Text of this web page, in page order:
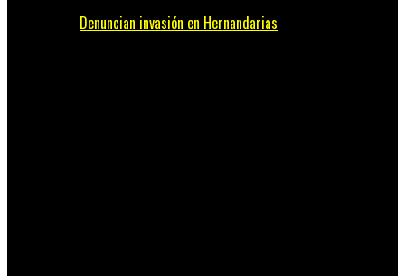
Denuncian invasión en Hernandarias